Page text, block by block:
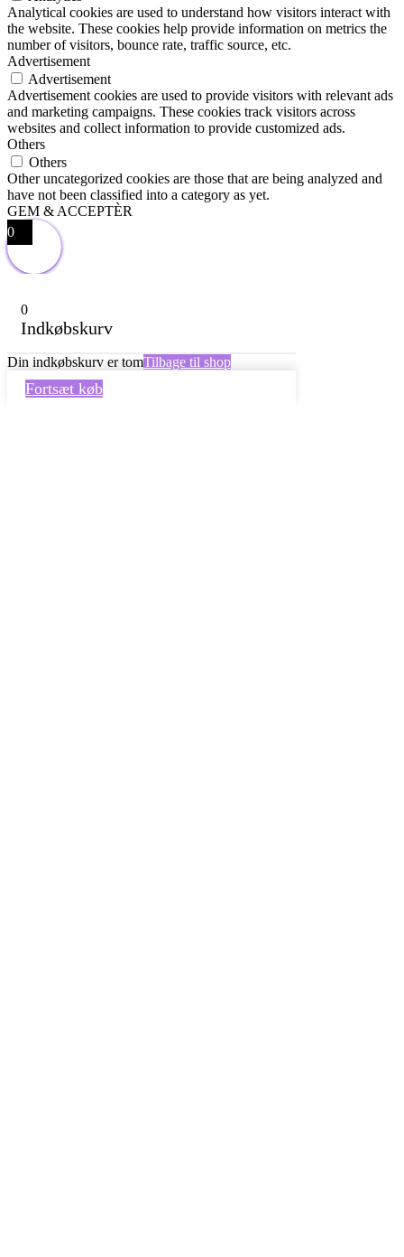
Analytical cookies are used to understand how visitors interact with
the website. These cookies help provide information on metrics the
number of visitors, bounce rate, traffic source, etc.
Advertisement
Advertisement
Advertisement cookies are used to provide visitors with relevant ads
and marketing campaigns. These cookies track visitors across
websites and collect information to provide customized ads.
Others
Others
Other uncategorized cookies are those that are being analyzed and
have not been classified into a category as yet.
GEM & ACCEPTÈR
0
0
Indkøbskurv
Din indkøbskurv er tomTilbage til shop
Fortsæt køb